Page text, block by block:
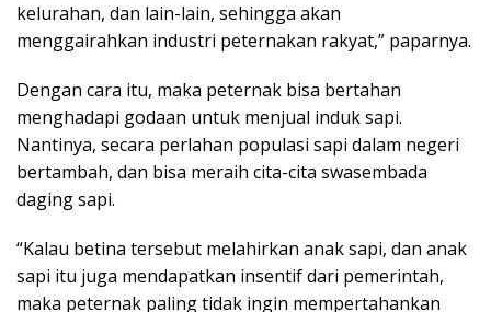
kelurahan, dan lain-lain, sehingga akan
menggairahkan industri peternakan rakyat,” paparnya.
Dengan cara itu, maka peternak bisa bertahan
menghadapi godaan untuk menjual induk sapi.
Nantinya, secara perlahan populasi sapi dalam negeri
bertambah, dan bisa meraih cita-cita swasembada
daging sapi.
“Kalau betina tersebut melahirkan anak sapi, dan anak
sapi itu juga mendapatkan insentif dari pemerintah,
maka peternak paling tidak ingin mempertahankan